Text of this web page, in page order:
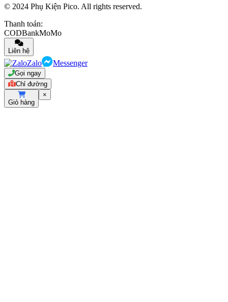
© 2024 Phụ Kiện Pico. All rights reserved.
Thanh toán:
CODBankMoMo
Liên hệ
Zalo Messenger
Gọi ngay
Chỉ đường
Giỏ hàng
×